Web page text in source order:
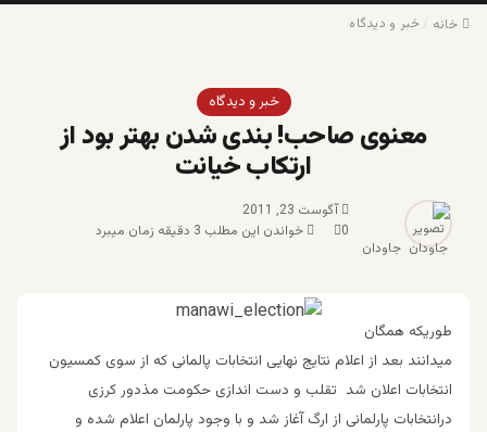
خانه خبر و دیدگاه
خبر و دیدگاه
معنوی صاحب! بندی شدن بهتر بود از
ارتکاب خیانت
جاودان
آگوست 23, 2011
0
خواندن این مطلب 3 دقیقه زمان میبرد
طوریکه همگان
میدانند بعد از اعلام نتایج نهایی انتخابات پالمانی که از سوی کمسیون
انتخابات اعلان شد تقلب و دست اندازی حکومت مذدور کرزی
درانتخابات پارلمانی از ارگ آغاز شد و با وجود پارلمان اعلام شده و